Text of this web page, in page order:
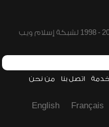
اتصل بنا من نحن
Français
English